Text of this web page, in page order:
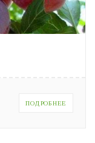
ПОДРОБНЕЕ